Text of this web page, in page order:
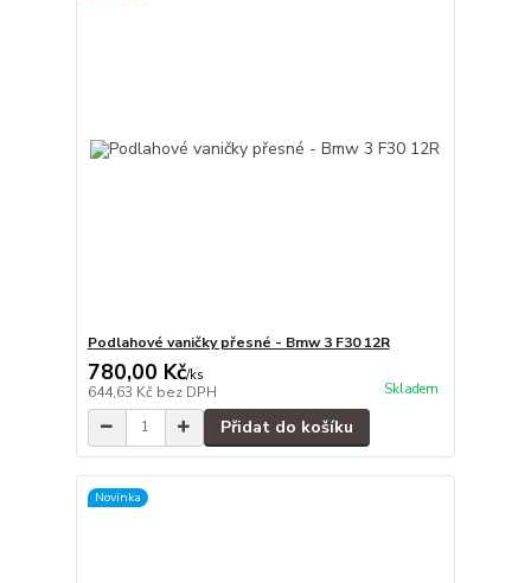
Podlahové vaničky přesné - Bmw 3 F30 12R
780,00 Kč/ks
644,63 Kč bez DPH Skladem
Přidat do košíku
Novinka